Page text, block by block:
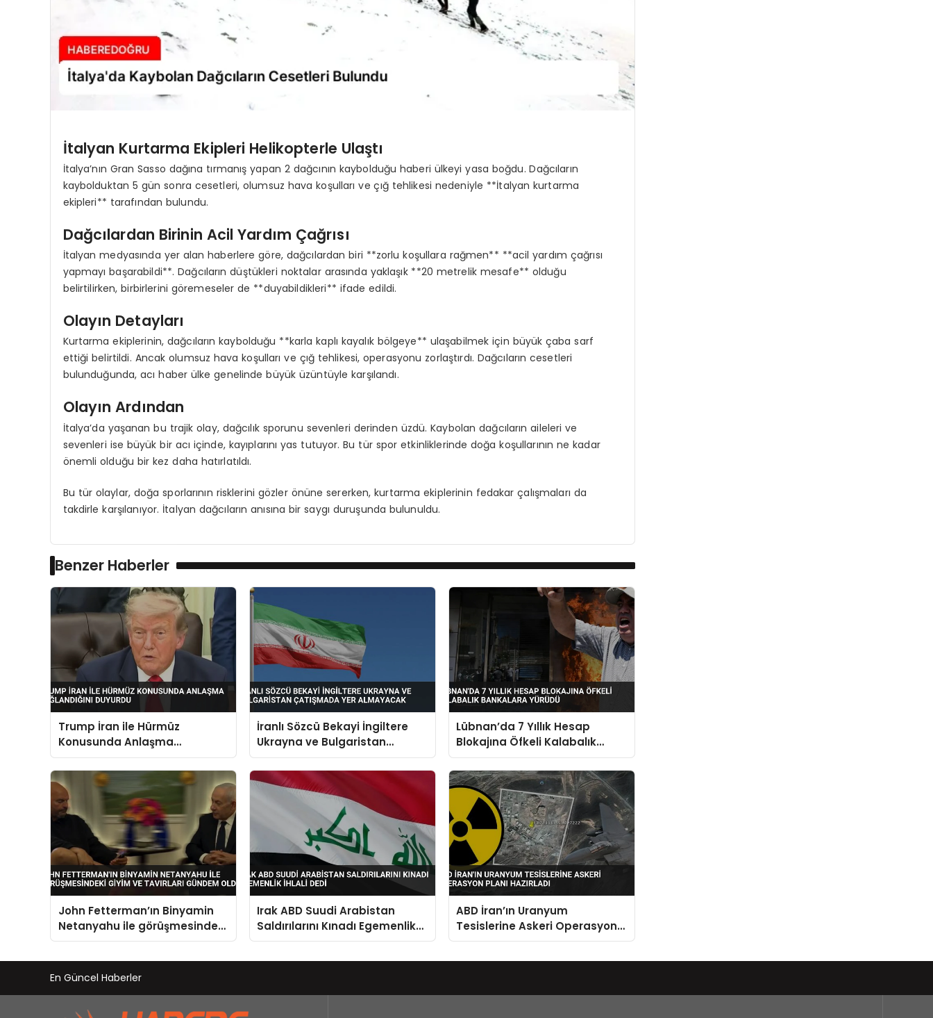
İtalyan Kurtarma Ekipleri Helikopterle Ulaştı
İtalya’nın Gran Sasso dağına tırmanış yapan 2 dağcının kaybolduğu haberi ülkeyi yasa boğdu. Dağcıların
kaybolduktan 5 gün sonra cesetleri, olumsuz hava koşulları ve çığ tehlikesi nedeniyle **İtalyan kurtarma
ekipleri** tarafından bulundu.
Dağcılardan Birinin Acil Yardım Çağrısı
İtalyan medyasında yer alan haberlere göre, dağcılardan biri **zorlu koşullara rağmen** **acil yardım çağrısı
yapmayı başarabildi**. Dağcıların düştükleri noktalar arasında yaklaşık **20 metrelik mesafe** olduğu
belirtilirken, birbirlerini göremeseler de **duyabildikleri** ifade edildi.
Olayın Detayları
Kurtarma ekiplerinin, dağcıların kaybolduğu **karla kaplı kayalık bölgeye** ulaşabilmek için büyük çaba sarf
ettiği belirtildi. Ancak olumsuz hava koşulları ve çığ tehlikesi, operasyonu zorlaştırdı. Dağcıların cesetleri
bulunduğunda, acı haber ülke genelinde büyük üzüntüyle karşılandı.
Olayın Ardından
İtalya’da yaşanan bu trajik olay, dağcılık sporunu sevenleri derinden üzdü. Kaybolan dağcıların aileleri ve
sevenleri ise büyük bir acı içinde, kayıplarını yas tutuyor. Bu tür spor etkinliklerinde doğa koşullarının ne kadar
önemli olduğu bir kez daha hatırlatıldı.
Bu tür olaylar, doğa sporlarının risklerini gözler önüne sererken, kurtarma ekiplerinin fedakar çalışmaları da
takdirle karşılanıyor. İtalyan dağcıların anısına bir saygı duruşunda bulunuldu.
Benzer Haberler
Trump İran ile Hürmüz
Konusunda Anlaşma
Sağlandığını Duyurdu
İranlı Sözcü Bekayi İngiltere
Ukrayna ve Bulgaristan
Çatışmada Yer Almayacak
Lübnan’da 7 Yıllık Hesap
Blokajına Öfkeli Kalabalık
Bankalara Yürüdü
John Fetterman’ın Binyamin
Netanyahu ile görüşmesindeki
giyim ve tavırları gündem oldu
Irak ABD Suudi Arabistan
Saldırılarını Kınadı Egemenlik
İhlali Dedi
ABD İran’ın Uranyum
Tesislerine Askeri Operasyon
Planı Hazırladı
En Güncel Haberler